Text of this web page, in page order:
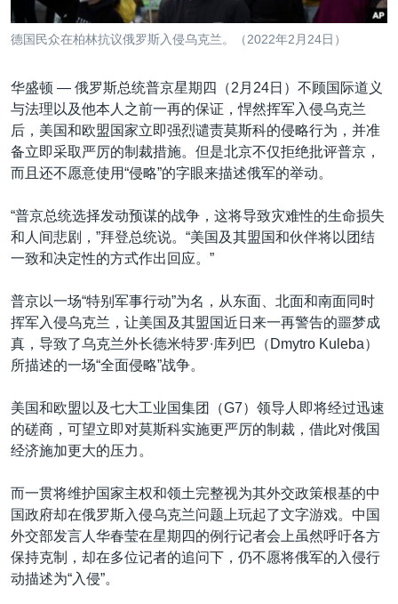
埃博拉疫情
重要讲话与声明
台海两岸关系
南中国海争端
关注西藏
关注新疆
GEN Z 看美国
关注我们
其他语言网站
德国民众在柏林抗议俄罗斯入侵乌克兰。（2022年2月24日）
华盛顿 — 俄罗斯总统普京星期四（2月24日）不顾国际道义
与法理以及他本人之前一再的保证，悍然挥军入侵乌克兰
后，美国和欧盟国家立即强烈谴责莫斯科的侵略行为，并准
备立即采取严厉的制裁措施。但是北京不仅拒绝批评普京，
而且还不愿意使用“侵略”的字眼来描述俄军的举动。
“普京总统选择发动预谋的战争，这将导致灾难性的生命损失
和人间悲剧，”拜登总统说。“美国及其盟国和伙伴将以团结
一致和决定性的方式作出回应。”
普京以一场“特别军事行动”为名，从东面、北面和南面同时
挥军入侵乌克兰，让美国及其盟国近日来一再警告的噩梦成
真，导致了乌克兰外长德米特罗∙库列巴（Dmytro Kuleba）
所描述的一场“全面侵略”战争。
美国和欧盟以及七大工业国集团（G7）领导人即将经过迅速
的磋商，可望立即对莫斯科实施更严厉的制裁，借此对俄国
经济施加更大的压力。
而一贯将维护国家主权和领土完整视为其外交政策根基的中
国政府却在俄罗斯入侵乌克兰问题上玩起了文字游戏。中国
外交部发言人华春莹在星期四的例行记者会上虽然呼吁各方
保持克制，却在多位记者的追问下，仍不愿将俄军的入侵行
动描述为“入侵”。